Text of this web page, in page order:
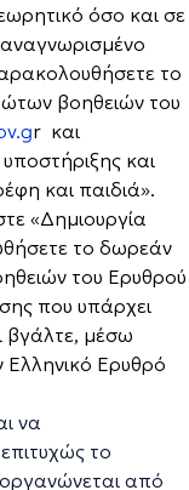
όσο και σε
το
βοηθειών του
r και
και
και παιδιά».
«Δημιουργία
το δωρεάν
του Ερυθρού
που υπάρχει
βγάλτε, μέσω
Ερυθρό
να
το
από